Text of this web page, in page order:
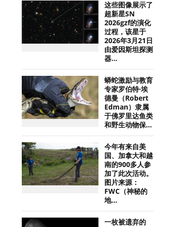
这些图像展示了
超新星SN
2026gzf的演化
过程，该星于
2026年3月21日
由爱因斯坦探测
器...
蟒蛇激励与教育
专家罗伯特·埃
德曼（Robert
Edman）隶属
于佛罗里达鱼类
和野生动物保...
今年有来自美
国、加拿大和越
南的900多人参
加了此次活动。
图片来源：
FWC（神秘的
地...
一枚被遗弃的